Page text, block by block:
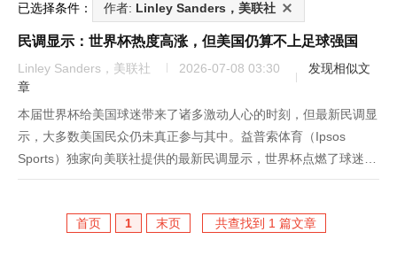
已选择条件： 作者: Linley Sanders，美联社
民调显示：世界杯热度高涨，但美国仍算不上足球强国
Linley Sanders，美联社 2026-07-08 03:30
发现相似文
章
本届世界杯给美国球迷带来了诸多激动人心的时刻，但最新民调显
示，大多数美国民众仍未真正参与其中。益普索体育（Ipsos
Sports）独家向美联社提供的最新民调显示，世界杯点燃了球迷的
热情，也激发了不少美国人的兴趣，但足球要在美国跻身主流运动
首页 1 末页 共查找到 1 篇文章